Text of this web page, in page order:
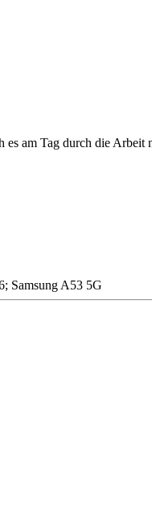
am Tag durch die Arbeit
Samsung A53 5G